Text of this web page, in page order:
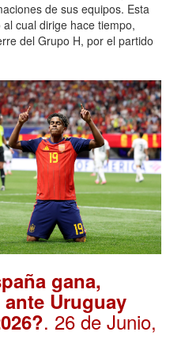
de sus equipos. Esta
cual dirige hace tiempo,
del Grupo H, por el partido
gana,
Uruguay
. 26 de Junio,